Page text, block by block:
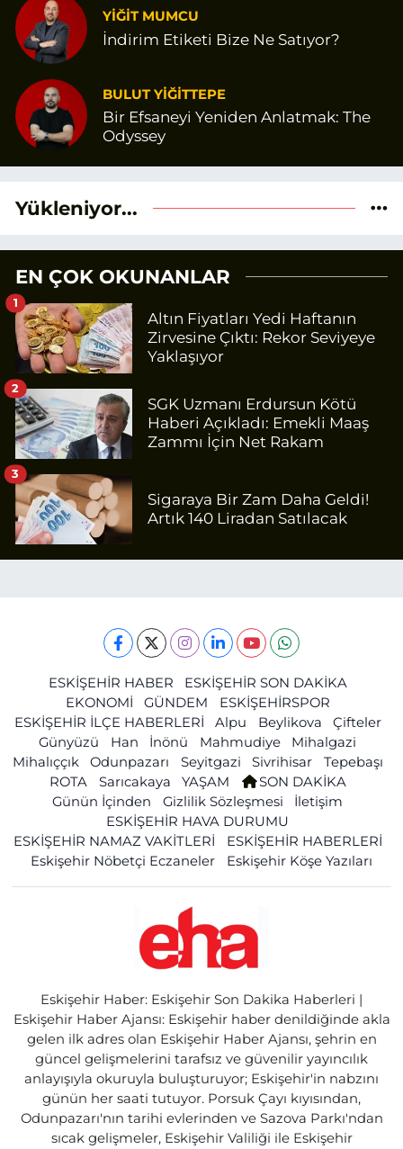
YİĞİT MUMCU
İndirim Etiketi Bize Ne Satıyor?
BULUT YİĞİTTEPE
Bir Efsaneyi Yeniden Anlatmak: The
Odyssey
Yükleniyor...
EN ÇOK OKUNANLAR
Altın Fiyatları Yedi Haftanın
Zirvesine Çıktı: Rekor Seviyeye
Yaklaşıyor
1
SGK Uzmanı Erdursun Kötü
Haberi Açıkladı: Emekli Maaş
Zammı İçin Net Rakam
2
Sigaraya Bir Zam Daha Geldi!
Artık 140 Liradan Satılacak
3
ESKİŞEHİR HABER
ESKİŞEHİR SON DAKİKA
EKONOMİ
GÜNDEM
ESKİŞEHİRSPOR
ESKİŞEHİR İLÇE HABERLERİ
Alpu Beylikova
Çifteler
Günyüzü
Han İnönü Mahmudiye
Mihalgazi
Mihalıççık
Odunpazarı Seyitgazi Sivrihisar
Tepebaşı
ROTA
Sarıcakaya YAŞAM
SON DAKİKA
Günün İçinden
Gizlilik Sözleşmesi
İletişim
ESKİŞEHİR HAVA DURUMU
ESKİŞEHİR NAMAZ VAKİTLERİ
ESKİŞEHİR HABERLERİ
Eskişehir Nöbetçi Eczaneler
Eskişehir Köşe Yazıları
Eskişehir Haber: Eskişehir Son Dakika Haberleri |
Eskişehir Haber Ajansı: Eskişehir haber denildiğinde akla
gelen ilk adres olan Eskişehir Haber Ajansı, şehrin en
güncel gelişmelerini tarafsız ve güvenilir yayıncılık
anlayışıyla okuruyla buluşturuyor; Eskişehir'in nabzını
günün her saati tutuyor. Porsuk Çayı kıyısından,
Odunpazarı'nın tarihi evlerinden ve Sazova Parkı'ndan
sıcak gelişmeler, Eskişehir Valiliği ile Eskişehir